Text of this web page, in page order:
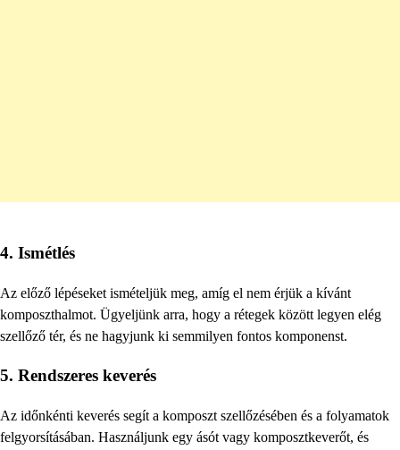
4. Ismétlés
Az előző lépéseket ismételjük meg, amíg el nem érjük a kívánt
komposzthalmot. Ügyeljünk arra, hogy a rétegek között legyen elég
szellőző tér, és ne hagyjunk ki semmilyen fontos komponenst.
5. Rendszeres keverés
Az időnkénti keverés segít a komposzt szellőzésében és a folyamatok
felgyorsításában. Használjunk egy ásót vagy komposztkeverőt, és